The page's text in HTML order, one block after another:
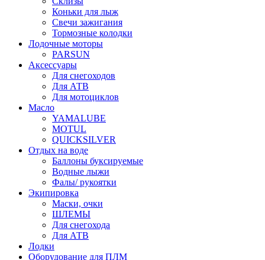
Коньки для лыж
Свечи зажигания
Тормозные колодки
Лодочные моторы
PARSUN
Аксессуары
Для снегоходов
Для АТВ
Для мотоциклов
Масло
YAMALUBE
MOTUL
QUICKSILVER
Отдых на воде
Баллоны буксируемые
Водные лыжи
Фалы/ рукоятки
Экипировка
Маски, очки
ШЛЕМЫ
Для снегохода
Для АТВ
Лодки
Оборудование для ПЛМ